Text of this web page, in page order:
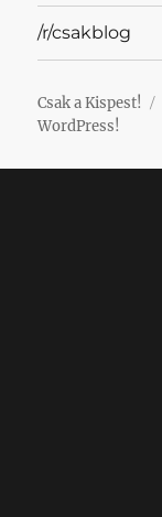
/r/csakblog
Csak a Kispest!
WordPress!